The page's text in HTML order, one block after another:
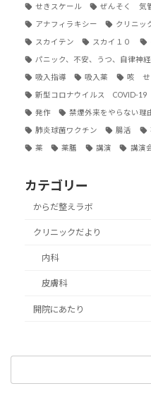
せきスケール ぜんそく 気
アナフィラキシー クリニッ
スカイテン スカイ１０
パニック、不安、うつ、自律神経
吸入指導 吸入薬 咳 せ
新型コロナウイルス COVID-19
発作 禁煙外来をやらない理
肺炎球菌ワクチン 腸活
薬 薬膳 講演 講演
カテゴリー
からだ整えラボ
クリニックだより
内科
皮膚科
開院にあたり